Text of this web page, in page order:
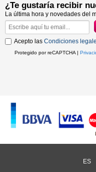
¿Te gustaría recibir
La última hora y novedades del
Acepto las Condiciones
Protegido por reCAPTCHA |
ES